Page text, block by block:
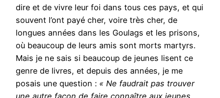
dire et de vivre leur foi dans tous ces pays, et qui
souvent l’ont payé cher, voire très cher, de
longues années dans les Goulags et les prisons,
où beaucoup de leurs amis sont morts martyrs.
Mais je ne sais si beaucoup de jeunes lisent ce
genre de livres, et depuis des années, je me
posais une question : « Ne faudrait pas trouver
une autre façon de faire connaître aux jeunes